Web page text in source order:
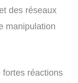
des réseaux
manipulation
fortes réactions